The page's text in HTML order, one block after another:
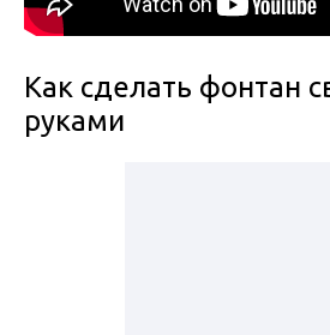
Как сделать фонтан
руками